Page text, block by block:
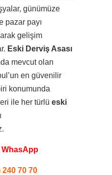
günümüze
pazar payı
gelişim
Eski Derviş Asası
mevcut olan
en güvenilir
konumunda
ile her türlü eski
WhasApp
240 70 70